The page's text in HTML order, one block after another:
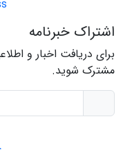
اشتراک خبرنامه
برای دریافت اخبار و
مشترک شوید.